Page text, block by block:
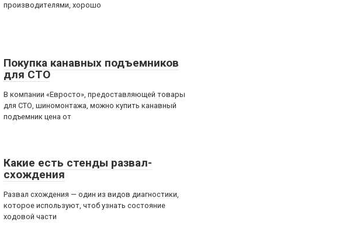
производителями, хорошо
Покупка канавных подъемников
для СТО
В компании «Евросто», предоставляющей товары
для СТО, шиномонтажа, можно купить канавный
подъемник цена от
Какие есть стенды развал-
схождения
Развал схождения — один из видов диагностики,
которое используют, чтоб узнать состояние
ходовой части